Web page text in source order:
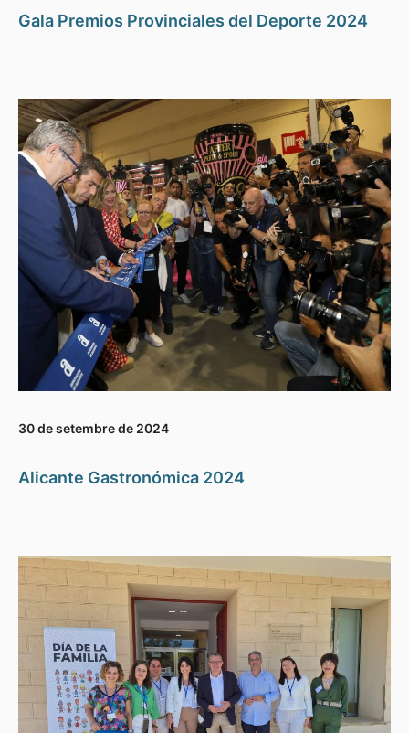
Gala Premios Provinciales del Deporte 2024
30 de setembre de 2024
Alicante Gastronómica 2024